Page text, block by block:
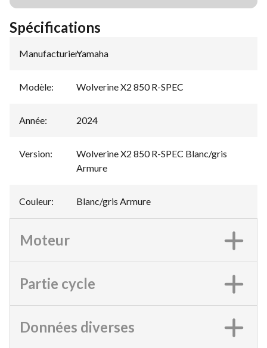
Spécifications
Manufacturier:
Yamaha
Modèle: Wolverine X2 850 R-SPEC
Année: 2024
Version:
Wolverine X2 850 R-SPEC Blanc/gris
Armure
Couleur: Blanc/gris Armure
Moteur
Partie cycle
Données diverses